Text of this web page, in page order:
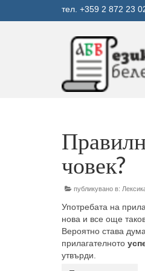
тел. +359 2 872 23
човек?
публикувано в:
Употребата на
нова и все още
Вероятно става
прилагателното
утвърди.